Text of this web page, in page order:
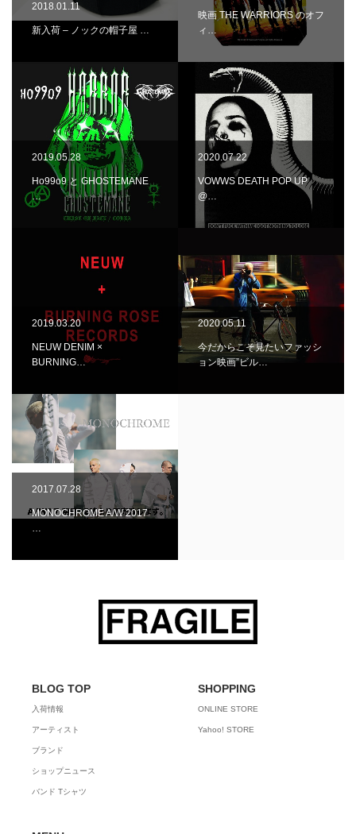
2018.01.11
新入荷 – ノックの帽子屋 …
映画 THE WARRIORS のオフ
ィ…
2019.05.28
Ho99o9 と GHOSTEMANE
…
2020.07.22
VOWWS DEATH POP UP
@…
2019.03.20
NEUW DENIM ×
BURNING…
2020.05.11
今だからこそ見たいファッシ
ョン映画”ビル…
2017.07.28
MONOCHROME A/W 2017
…
BLOG TOP
入荷情報
アーティスト
ブランド
ショップニュース
バンド Tシャツ
SHOPPING
ONLINE STORE
Yahoo! STORE